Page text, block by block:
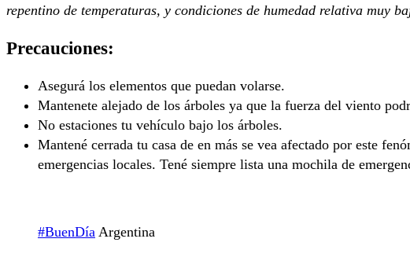
repentino de temperaturas, y condiciones de humedad relativa muy
Precauciones:
Asegurá los elementos que puedan volarse.
Mantenete alejado de los árboles ya que la fuerza del viento
No estaciones tu vehículo bajo los árboles.
Mantené cerrada tu casa de en más se vea afectado por este
emergencias locales. Tené siempre lista una mochila de
#BuenDía Argentina